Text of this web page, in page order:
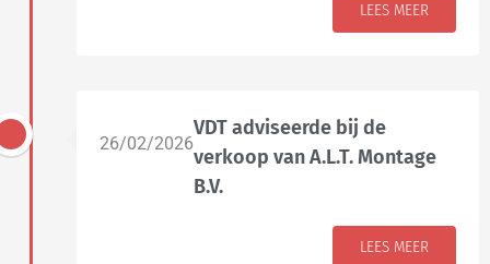
LEES MEER
26/02/2026
VDT adviseerde bij de
verkoop van A.L.T. Montage
B.V.
LEES MEER